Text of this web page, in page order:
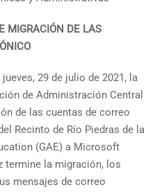
MIGRACIÓN DE LAS
29 de julio de 2021, la
de Administración Central
de las cuentas de correo
Recinto de Río Piedras de la
(GAE) a Microsoft
termine la migración, los
mensajes de correo